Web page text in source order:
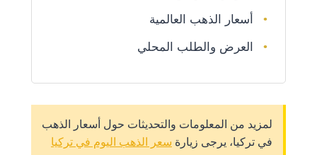
أسعار الذهب العالمية
العرض والطلب المحلي
لمزيد من المعلومات والتحديثات حول أسعار الذهب
في تركيا، يرجى زيارة سعر الذهب اليوم في تركيا